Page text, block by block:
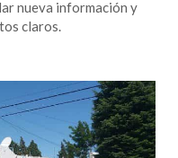
nueva información y
claros.